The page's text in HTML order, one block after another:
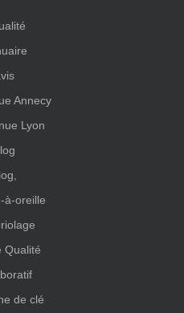
Annecy
Lyon
à-oreille
Qualité
de clé